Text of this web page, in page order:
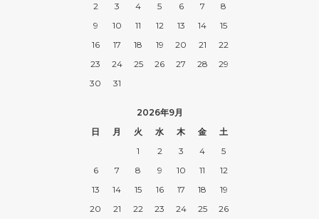
2
3 4 5 6 7
8
9
10 11 12 13 14
15
16
17 18 19 20 21
22
23
24 25 26 27 28
29
30
31
2026年9月
日
月 火 水 木 金
土
1
2 3 4
5
6
7 8 9 10 11
12
13
14 15 16 17 18
19
20
21 22 23 24 25
26